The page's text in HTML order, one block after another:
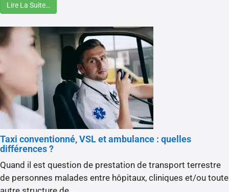
Lire La Suite…
Taxi conventionné, VSL et ambulance : quelles
différences ?
Quand il est question de prestation de transport terrestre
de personnes malades entre hôpitaux, cliniques et/ou toute